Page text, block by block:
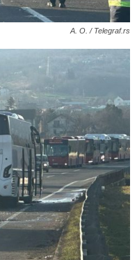
A. O. / Telegraf.rs